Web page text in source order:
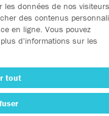
les données de nos
des contenus
en ligne. Vous pouvez
d'informations sur les
tout